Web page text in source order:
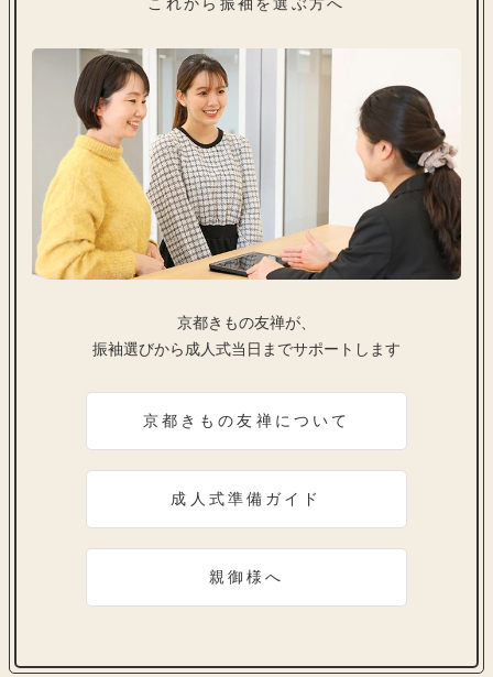
京都きもの友禅が、
振袖選びから成人式当日までサポートします
京都きもの友禅について
成人式準備ガイド
親御様へ